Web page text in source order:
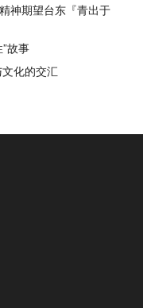
神期望台东『青出于
故事
化的交汇